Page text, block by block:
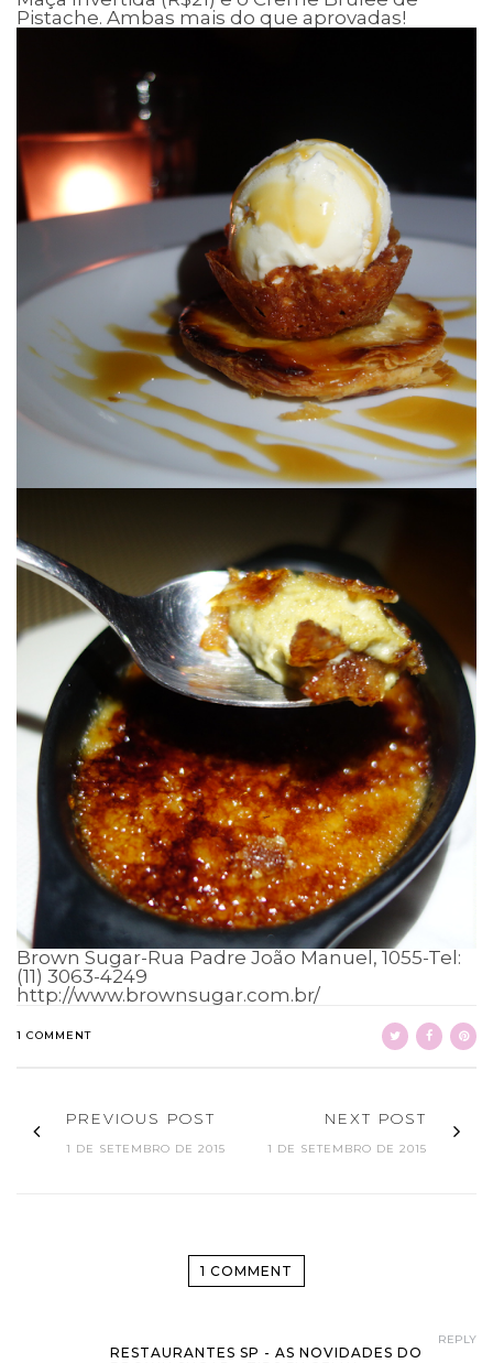
Pistache. Ambas mais do que aprovadas!
Brown Sugar-Rua Padre João Manuel, 1055-Tel:
(11) 3063-4249
http://www.brownsugar.com.br/
1 COMMENT
PREVIOUS POST
1 DE SETEMBRO DE 2015
NEXT POST
1 DE SETEMBRO DE 2015
1 COMMENT
REPLY
RESTAURANTES SP - AS NOVIDADES DO